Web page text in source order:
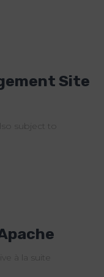
Site
subject to
à la suite